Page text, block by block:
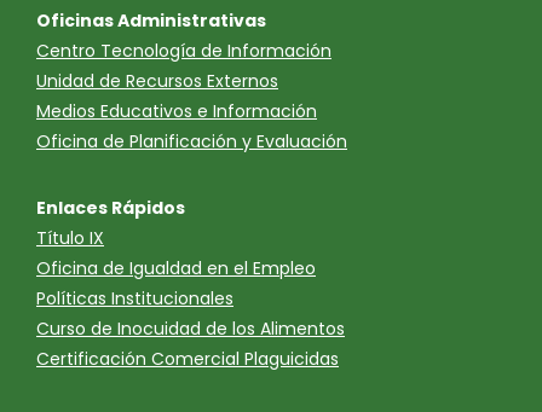
Oficinas Administrativas
Centro Tecnología de Información
Unidad de Recursos Externos
Medios Educativos e Información
Oficina de Planificación y Evaluación
Enlaces Rápidos
Título IX
Oficina de Igualdad en el Empleo
Políticas Institucionales
Curso de Inocuidad de los Alimentos
Certificación Comercial Plaguicidas